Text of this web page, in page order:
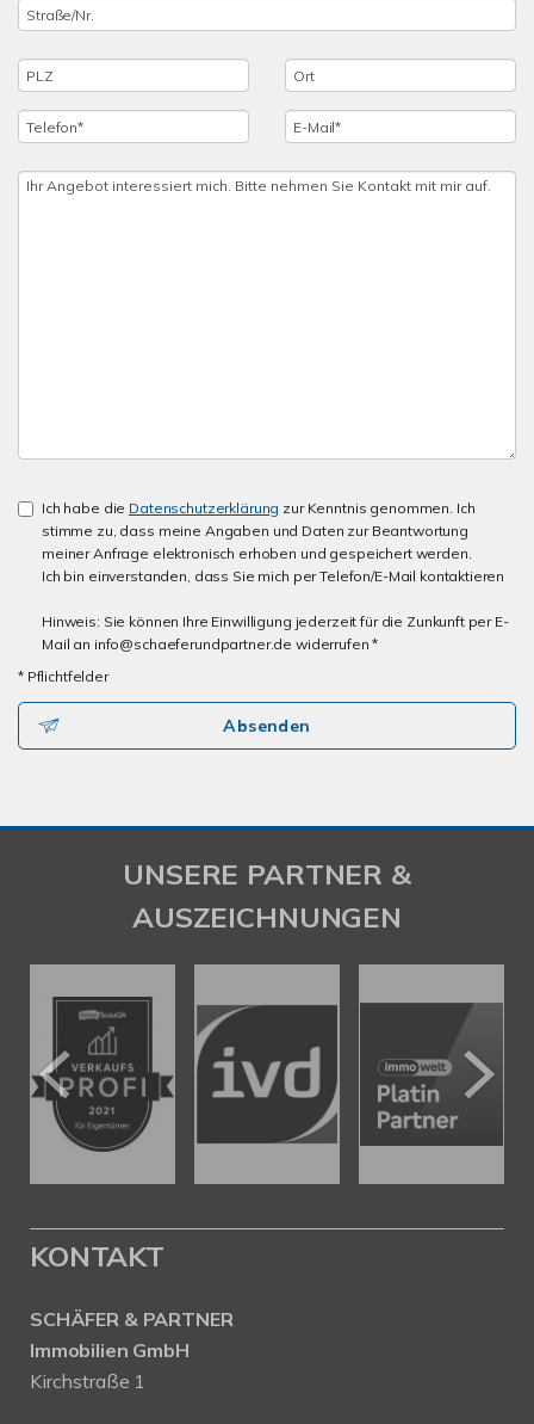
Ich habe die Datenschutzerklärung zur Kenntnis genommen. Ich
stimme zu, dass meine Angaben und Daten zur Beantwortung
meiner Anfrage elektronisch erhoben und gespeichert werden.
Ich bin einverstanden, dass Sie mich per Telefon/E-Mail kontaktieren
Hinweis: Sie können Ihre Einwilligung jederzeit für die Zunkunft per E-
Mail an info@schaeferundpartner.de widerrufen *
* Pflichtfelder
Absenden
UNSERE PARTNER &
AUSZEICHNUNGEN
KONTAKT
SCHÄFER & PARTNER
Immobilien GmbH
Kirchstraße 1